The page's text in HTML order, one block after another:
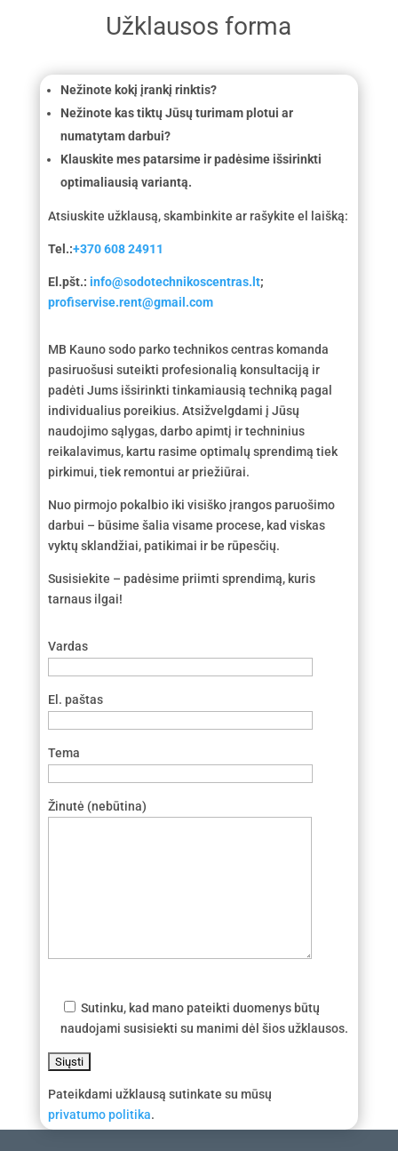
Užklausos forma
Nežinote kokį įrankį rinktis?
Nežinote kas tiktų Jūsų turimam plotui ar
numatytam darbui?
Klauskite mes patarsime ir padėsime išsirinkti
optimaliausią variantą.
Atsiuskite užklausą, skambinkite ar rašykite el laišką:
Tel.:+370 608 24911
El.pšt.: info@sodotechnikoscentras.lt;
profiservise.rent@gmail.com
MB Kauno sodo parko technikos centras komanda
pasiruošusi suteikti profesionalią konsultaciją ir
padėti Jums išsirinkti tinkamiausią techniką pagal
individualius poreikius. Atsižvelgdami į Jūsų
naudojimo sąlygas, darbo apimtį ir techninius
reikalavimus, kartu rasime optimalų sprendimą tiek
pirkimui, tiek remontui ar priežiūrai.
Nuo pirmojo pokalbio iki visiško įrangos paruošimo
darbui – būsime šalia visame procese, kad viskas
vyktų sklandžiai, patikimai ir be rūpesčių.
Susisiekite – padėsime priimti sprendimą, kuris
tarnaus ilgai!
Vardas
El. paštas
Tema
Žinutė (nebūtina)
Sutinku, kad mano pateikti duomenys būtų
naudojami susisiekti su manimi dėl šios užklausos.
Pateikdami užklausą sutinkate su mūsų
privatumo politika.